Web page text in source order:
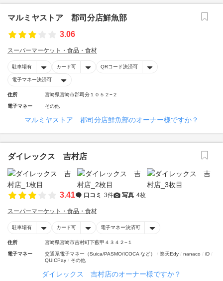
マルミヤストア 郡司分店鮮魚部
3.06
スーパーマーケット・食品・食材
駐車場有 カード可 QRコード決済可
電子マネー決済可
住所 宮崎県宮崎市郡司分１０５２−２
電子マネー その他
マルミヤストア 郡司分店鮮魚部のオーナー様ですか？
ダイレックス 吉村店
3.41 口コミ 3件 写真 4枚
スーパーマーケット・食品・食材
駐車場有 カード可 電子マネー決済可
住所 宮崎県宮崎市吉村町下藪甲４３４２−１
電子マネー 交通系電子マネー（Suica/PASMO/ICOCA など） 楽天Edy nanaco
iD
QUICPay
その他
ダイレックス 吉村店のオーナー様ですか？